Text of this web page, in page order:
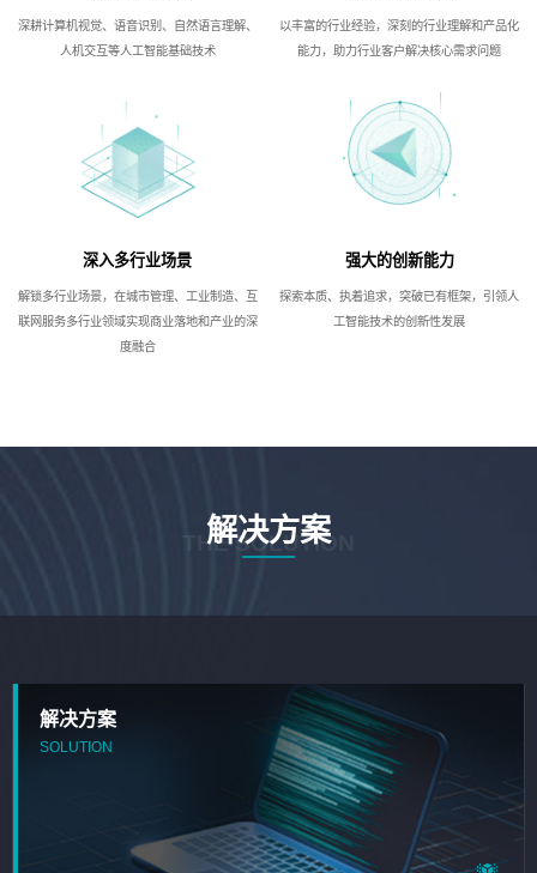
深耕计算机视觉、语音识别、自然语言理解、
人机交互等人工智能基础技术
以丰富的行业经验，深刻的行业理解和产品化
能力，助力行业客户解决核心需求问题
深入多行业场景
解锁多行业场景，在城市管理、工业制造、互
联网服务多行业领域实现商业落地和产业的深
度融合
强大的创新能力
探索本质、执着追求，突破已有框架，引领人
工智能技术的创新性发展
解决方案
THE SOLUTION
解决方案
SOLUTION